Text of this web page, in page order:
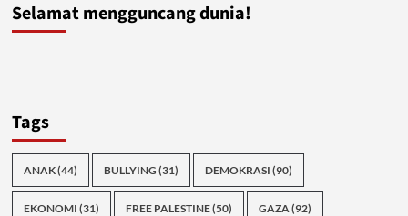
Selamat mengguncang dunia!
Tags
ANAK(44) BULLYING (31) DEMOKRASI (90)
EKONOMI (31) FREE PALESTINE(50) GAZA(92)